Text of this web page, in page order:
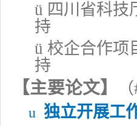
ü 四川省科技
持
ü 校企合作项
持
【主要论文】 （
u 独立开展工